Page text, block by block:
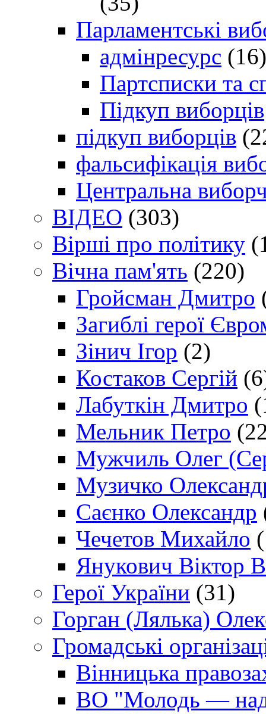
Парламентські
адмінресурс (16)
Партсписки та
Підкуп виборців
підкуп виборців
фальсифікація
Центральна
ВІДЕО (303)
Вірші про політику
Вічна пам'ять (220)
Гройсман Дмитро
Загиблі герої
Зінич Ігор (2)
Костаков Сергій
Лабуткін Дмитро
Мельник Петро
Мужчиль Олег
Музичко
Саєнко Олександр
Чечетов Михайло
Янукович Віктор
Герої України (31)
Горган (Лялька)
Громадські
Вінницька
ВО "Молодь —